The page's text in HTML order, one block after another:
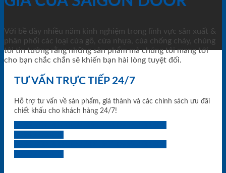
Với bề dày nhiều năm kinh nghiệm trong lĩnh vực sản xuất &
phân phối các loại cửa gỗ, cửa nhựa, của chống cháy, chúng
tôi tin tưởng rằng những sản phẩm mà chúng tôi mang tới
cho bạn chắc chắn sẽ khiến bạn hài lòng tuyệt đối.
TƯ VẤN TRỰC TIẾP 24/7
Hỗ trợ tư vấn về sản phẩm, giá thành và các chính sách ưu đãi
chiết khấu cho khách hàng 24/7!